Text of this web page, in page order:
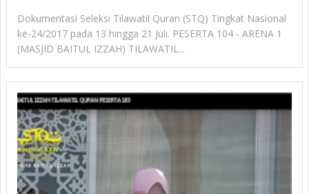
Dokumentasi Seleksi Tilawatil Quran (STQ) Tingkat Nasional
ke-24/2017 pada 13 hingga 21 Juli. PESERTA 104 - ARENA 1
(MASJID BAITUL IZZAH) TILAWATIL...